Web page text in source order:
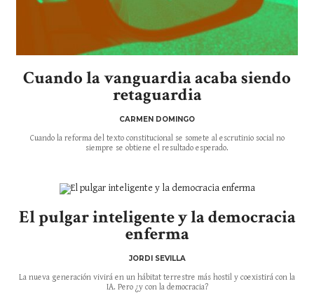
Cuando la vanguardia acaba siendo
retaguardia
CARMEN DOMINGO
Cuando la reforma del texto constitucional se somete al escrutinio social no
siempre se obtiene el resultado esperado.
El pulgar inteligente y la democracia
enferma
JORDI SEVILLA
La nueva generación vivirá en un hábitat terrestre más hostil y coexistirá con la
IA. Pero ¿y con la democracia?